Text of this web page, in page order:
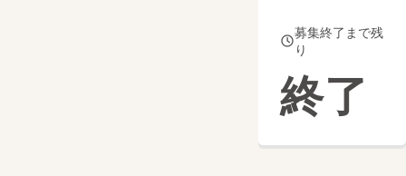
募集終了まで残
り
終了